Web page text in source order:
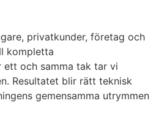
privatkunder, företag och
kompletta
ett och samma tak tar vi
Resultatet blir rätt teknisk
gemensamma utrymmen